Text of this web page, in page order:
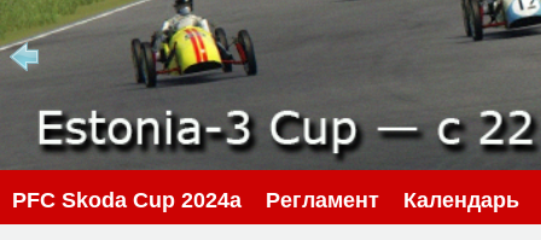
PFC Skoda Cup 2024a Регламент Календарь